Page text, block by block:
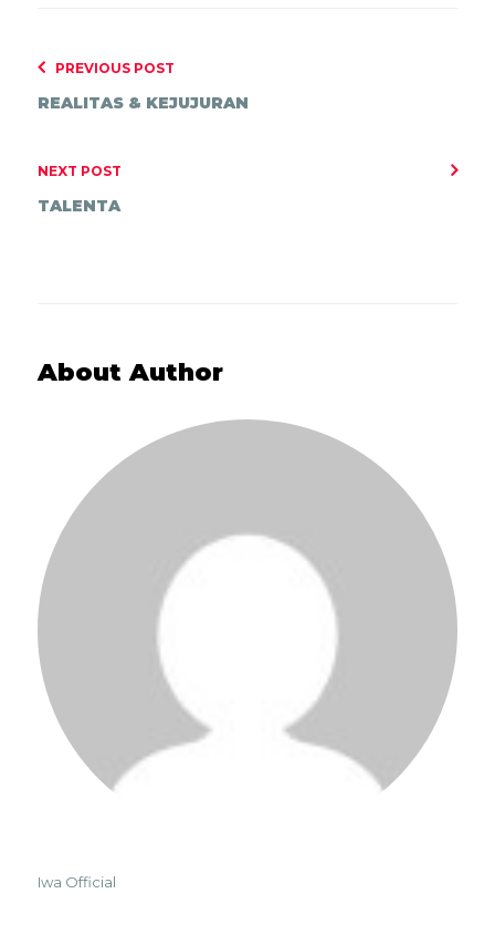
PREVIOUS POST
REALITAS & KEJUJURAN
NEXT POST
TALENTA
About Author
Iwa Official